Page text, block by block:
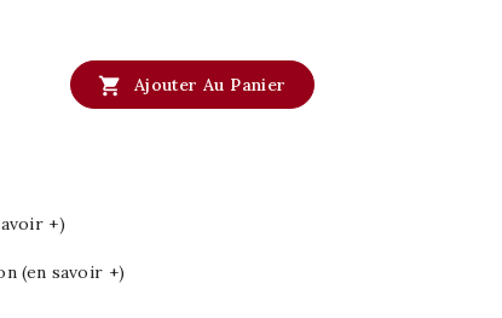
 Ajouter Au Panier
+)
(en savoir +)